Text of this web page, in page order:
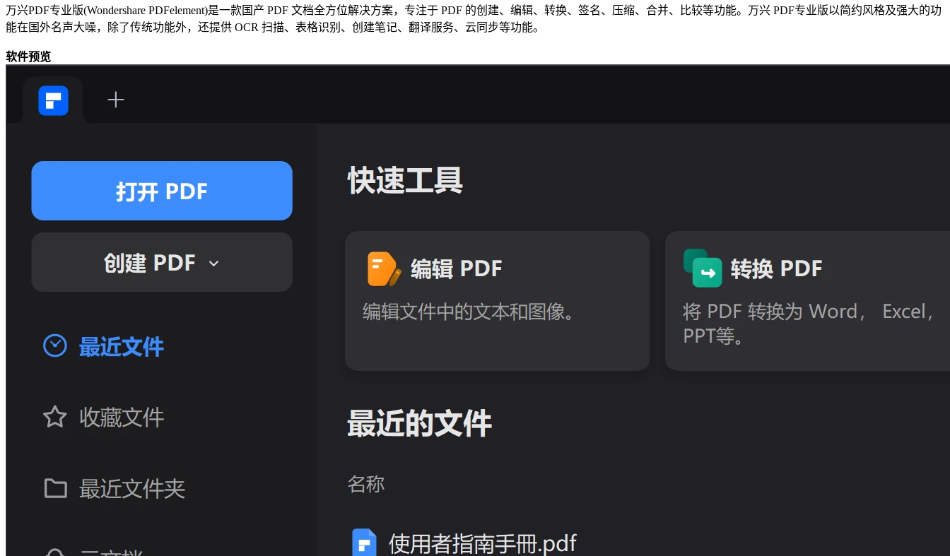
万兴PDF专业版(Wondershare PDFelement)是一款国产 PDF 文档全方位解决方案，专注于 PDF 的创建、编辑、转换、签名、压缩、合并、比较等功能。万兴 PDF专业版以简约风格及强大的功
能在国外名声大噪，除了传统功能外，还提供 OCR 扫描、表格识别、创建笔记、翻译服务、云同步等功能。
软件预览